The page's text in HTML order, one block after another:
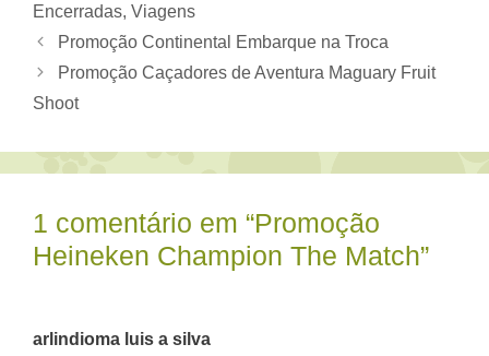
Encerradas, Viagens
Promoção Continental Embarque na Troca
Promoção Caçadores de Aventura Maguary Fruit
Shoot
1 comentário em “Promoção
Heineken Champion The Match”
arlindioma luis a silva